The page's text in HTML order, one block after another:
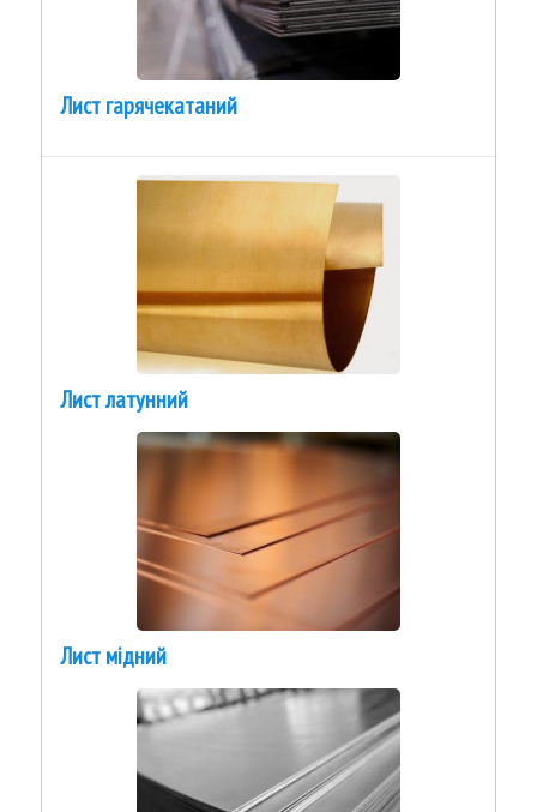
Лист гарячекатаний
Лист латунний
Лист мідний